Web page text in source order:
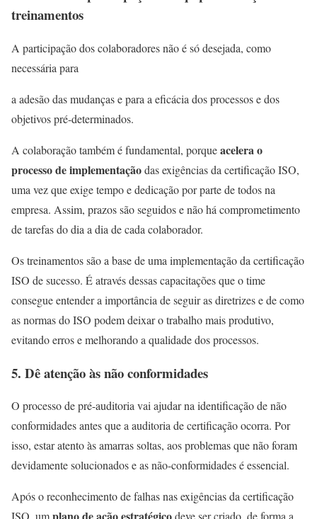
treinamentos
A participação dos colaboradores não é só desejada, como
necessária para
a adesão das mudanças e para a eficácia dos processos e dos
objetivos pré-determinados.
A colaboração também é fundamental, porqueacelera o
processo de implementaçãodas exigências da certificação ISO,
uma vez que exige tempo e dedicação por parte de todos na
empresa. Assim, prazos são seguidos e não há comprometimento
de tarefas do dia a dia de cada colaborador.
Os treinamentos são a base de uma implementação da certificação
ISO de sucesso. É através dessas capacitações que o time
consegue entender a importância de seguir as diretrizes e de como
as normas do ISO podem deixar o trabalho mais produtivo,
evitando erros e melhorando a qualidade dos processos.
5. Dê atenção às não conformidades
O processo de pré-auditoria vai ajudar na identificação de não
conformidades antes que a auditoria de certificação ocorra. Por
isso, estar atento às amarras soltas, aos problemas que não foram
devidamente solucionados e as não-conformidades é essencial.
Após o reconhecimento de falhas nas exigências da certificação